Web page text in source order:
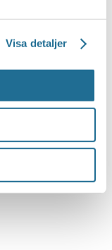
Visa detaljer